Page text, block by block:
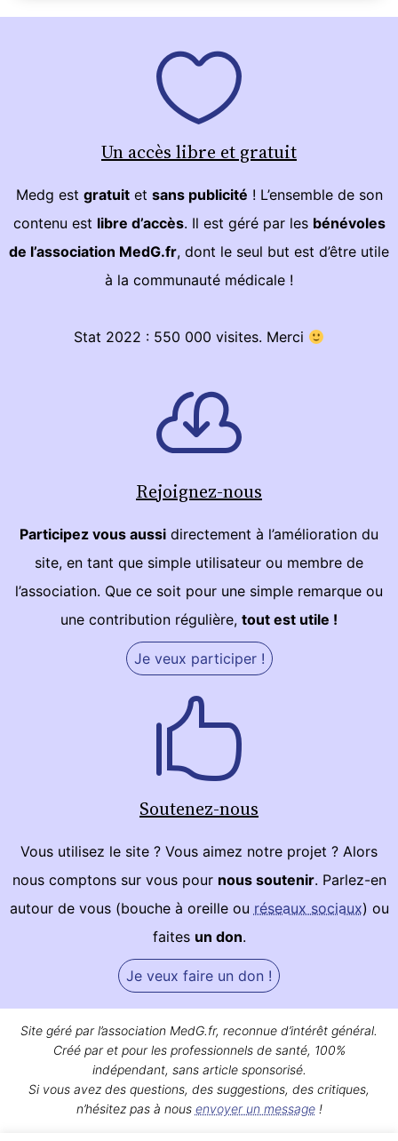
Un accès libre et gratuit
Medg est gratuitet sans publicité ! L’ensemble de son
contenu est libre d’accès. Il est géré par les bénévoles
de l’association MedG.fr, dont le seul but est d’être utile
à la communauté médicale !
Stat 2022 : 550 000 visites. Merci
Rejoignez-nous
Participez vous aussi directement à l’amélioration du
site, en tant que simple utilisateur ou membre de
l’association. Que ce soit pour une simple remarque ou
une contribution régulière, tout est utile !
Je veux participer !
Soutenez-nous
Vous utilisez le site ? Vous aimez notre projet ? Alors
nous comptons sur vous pour nous soutenir. Parlez-en
autour de vous (bouche à oreille ou réseaux sociaux) ou
faites un don.
Je veux faire un don !
Site géré par l’association MedG.fr, reconnue d’intérêt général.
Créé par et pour les professionnels de santé, 100%
indépendant, sans article sponsorisé.
Si vous avez des questions, des suggestions, des critiques,
n’hésitez pas à nous envoyer un message!